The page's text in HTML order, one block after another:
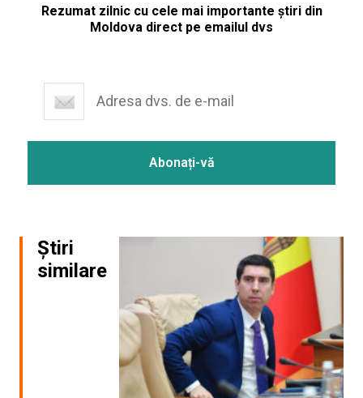
Rezumat zilnic cu cele mai importante știri din
Moldova direct pe emailul dvs
Știri
similare